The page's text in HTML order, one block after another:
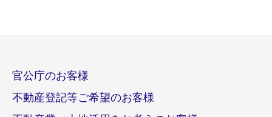
官公庁のお客様
不動産登記等ご希望のお客様